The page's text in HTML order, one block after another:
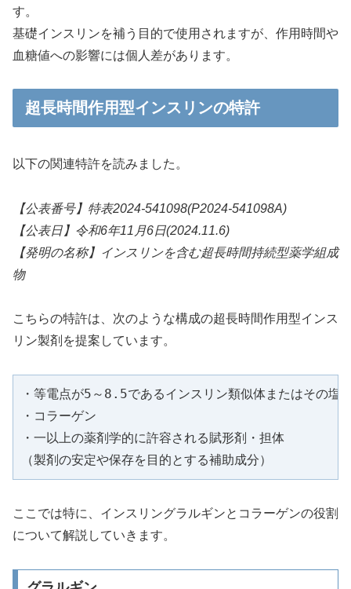
す。
基礎インスリンを補う目的で使用されますが、作用時間や
血糖値への影響には個人差があります。
超長時間作用型インスリンの特許
以下の関連特許を読みました。
【公表番号】特表2024-541098(P2024-541098A)
【公表日】令和6年11月6日(2024.11.6)
【発明の名称】インスリンを含む超長時間持続型薬学組成
物
こちらの特許は、次のような構成の超長時間作用型インス
リン製剤を提案しています。
・等電点が5～8.5であるインスリン類似体またはその塩
・コラーゲン
・一以上の薬剤学的に許容される賦形剤・担体
（製剤の安定や保存を目的とする補助成分）
ここでは特に、インスリングラルギンとコラーゲンの役割
について解説していきます。